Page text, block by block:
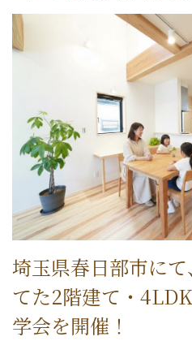
埼玉県春日部市に
てた2階建て・
学会を開催！